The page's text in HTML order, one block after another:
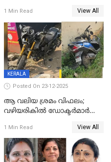
കണ്ടെത്താൻ ഇന്ന് കോർ
കമ്മിറ്റി കൂടിയില്ല';
അതൃപ്തിയുമായി ദീപ്തി മേരി
വർഗീസ്
1 Min Read View All
KERALA
Posted On 23-12-2025
ആ വലിയ ശ്രമം വിഫലം;
വഴിയരികില്‍ ‌ഡോക്ടര്‍മാര്‍
മരണത്തിന് കീഴടങ്ങി
1 Min Read View All